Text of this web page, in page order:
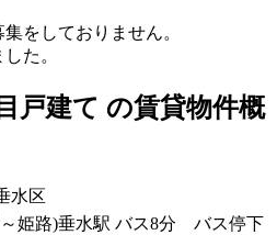
をしておりません。
た。
戸建て の賃貸物件概
水区
姫路)垂水駅 バス8分 バス停下